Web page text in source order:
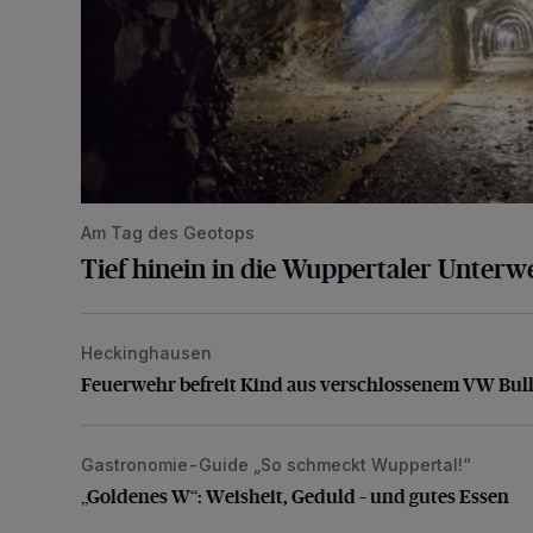
Am Tag des Geotops
Tief hinein in die Wuppertaler
Feuerwehr befreit Kind aus verschlossenem VW Bulli
Heckinghausen
Feuerwehr befreit Kind aus verschlossenem VW
„Goldenes W“: Weisheit, Geduld – und gutes Essen
Gastronomie-Guide „So schmeckt Wuppertal!“
„Goldenes W“: Weisheit, Geduld – und gutes Essen